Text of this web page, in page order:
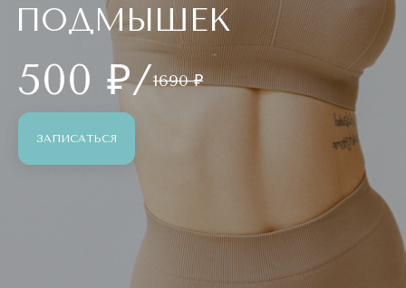
ПОДМЫШЕК
500 ₽/1690 ₽
ЗАПИСАТЬСЯ